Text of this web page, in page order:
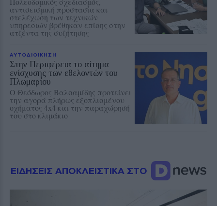
αντισεισμική προστασία και
στελέχωση των τεχνικών
υπηρεσιών βρέθηκαν επίσης στην
ατζέντα της συζήτησης
ΑΥΤΟΔΙΟΙΚΗΣΗ
Στην Περιφέρεια το αίτημα
ενίσχυσης των εθελοντών του
Πλωμαρίου
Ο Θεόδωρος Βαλσαμίδης προτείνει
την αγορά πλήρως εξοπλισμένου
οχήματος 4x4 και την παραχώρησή
του στο κλιμάκιο
ΕΙΔΗΣΕΙΣ ΑΠΟΚΛΕΙΣΤΙΚΑ ΣΤΟ